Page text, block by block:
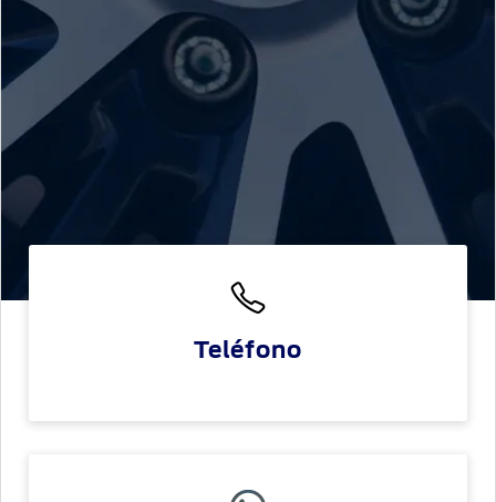
SYNC ®-
Conectividad
contraseña
Teléfono